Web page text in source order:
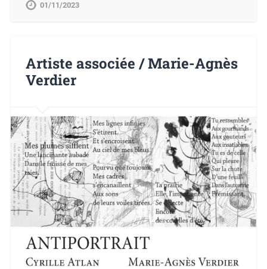
01/11/2023
Artiste associée / Marie-Agnès
Verdier